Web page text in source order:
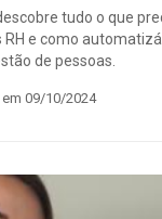
tudo o que
e como
de pessoas.
09/10/2024